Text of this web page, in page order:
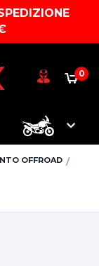
0
OFFROAD